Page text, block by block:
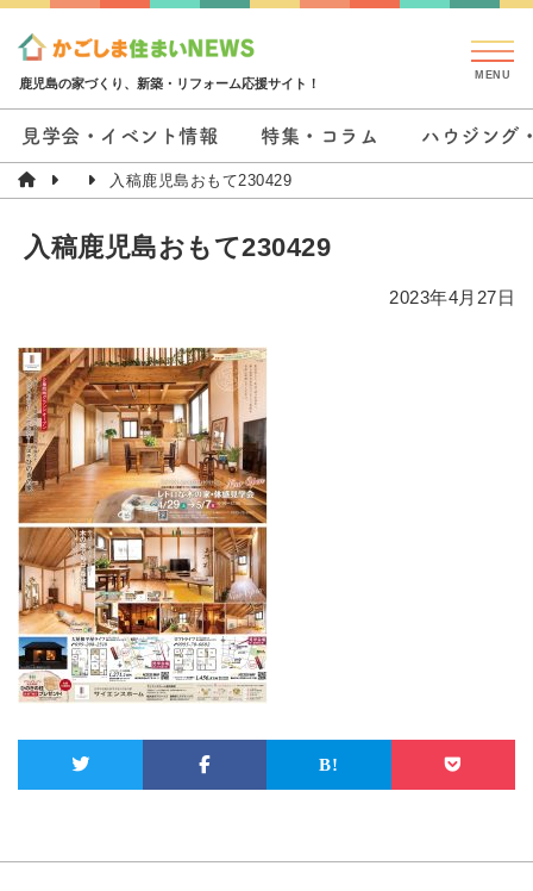
鹿児島の家づくり、新築・リフォーム応援サイト！
見学会・イベント情報 特集・コラム ハウジング
入稿鹿児島おもて230429
入稿鹿児島おもて230429
2023年4月27日